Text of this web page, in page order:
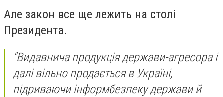
Але закон все ще лежить на столі
Президента.
"Видавнича продукція держави-агресора і
далі вільно продається в Україні,
підриваючи інформбезпеку держави й